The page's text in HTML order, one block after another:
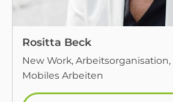
Rositta Beck
New Work,
Mobiles Arbeiten